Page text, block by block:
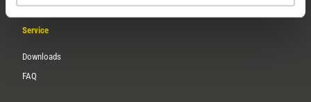
Service
Downloads
FAQ